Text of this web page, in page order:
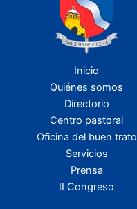
Inicio
Quiénes somos
Directorio
Centro pastoral
Oficina del buen trato
Servicios
Prensa
II Congreso